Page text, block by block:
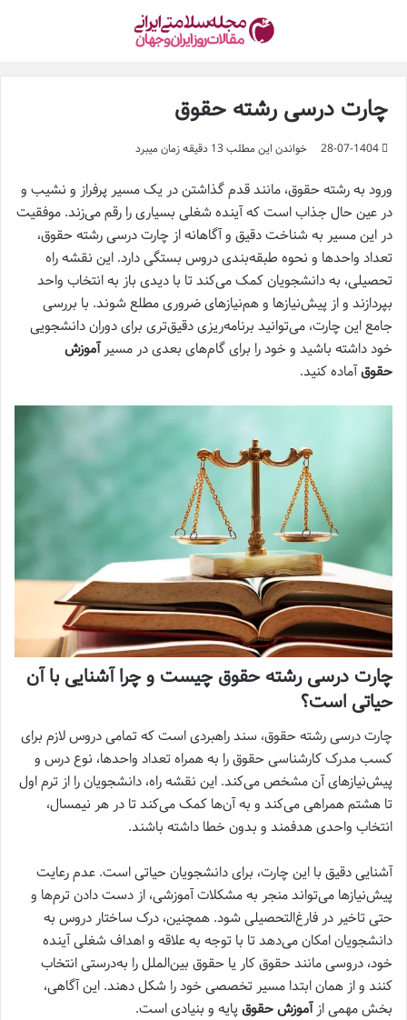
چارت درسی رشته حقوق
28-07-1404 خواندن این مطلب 13 دقیقه زمان میبرد
ورود به رشته حقوق، مانند قدم گذاشتن در یک مسیر پرفراز و نشیب و
در عین حال جذاب است که آینده شغلی بسیاری را رقم می‌زند. موفقیت
در این مسیر به شناخت دقیق و آگاهانه از چارت درسی رشته حقوق،
تعداد واحدها و نحوه طبقه‌بندی دروس بستگی دارد. این نقشه راه
تحصیلی، به دانشجویان کمک می‌کند تا با دیدی باز به انتخاب واحد
بپردازند و از پیش‌نیازها و هم‌نیازهای ضروری مطلع شوند. با بررسی
جامع این چارت، می‌توانید برنامه‌ریزی دقیق‌تری برای دوران دانشجویی
خود داشته باشید و خود را برای گام‌های بعدی در مسیر آموزش
حقوقآماده کنید.
چارت درسی رشته حقوق چیست و چرا آشنایی با آن
حیاتی است؟
چارت درسی رشته حقوق، سند راهبردی است که تمامی دروس لازم برای
کسب مدرک کارشناسی حقوق را به همراه تعداد واحدها، نوع درس و
پیش‌نیازهای آن مشخص می‌کند. این نقشه راه، دانشجویان را از ترم اول
تا هشتم همراهی می‌کند و به آن‌ها کمک می‌کند تا در هر نیمسال،
انتخاب واحدی هدفمند و بدون خطا داشته باشند.
آشنایی دقیق با این چارت، برای دانشجویان حیاتی است. عدم رعایت
پیش‌نیازها می‌تواند منجر به مشکلات آموزشی، از دست دادن ترم‌ها و
حتی تاخیر در فارغ‌التحصیلی شود. همچنین، درک ساختار دروس به
دانشجویان امکان می‌دهد تا با توجه به علاقه و اهداف شغلی آینده
خود، دروسی مانند حقوق کار یا حقوق بین‌الملل را به‌درستی انتخاب
کنند و از همان ابتدا مسیر تخصصی خود را شکل دهند. این آگاهی،
بخش مهمی از آموزش حقوق پایه و بنیادی است.